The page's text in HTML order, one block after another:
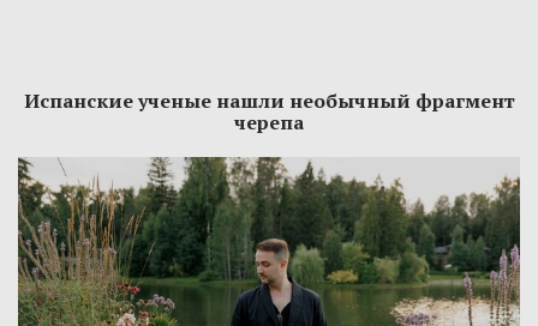
Испанские ученые нашли необычный фрагмент
черепа